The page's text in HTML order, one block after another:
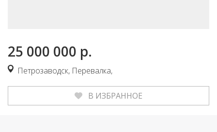
25 000 000 р.
Петрозаводск, Перевалка,
В ИЗБРАННОЕ